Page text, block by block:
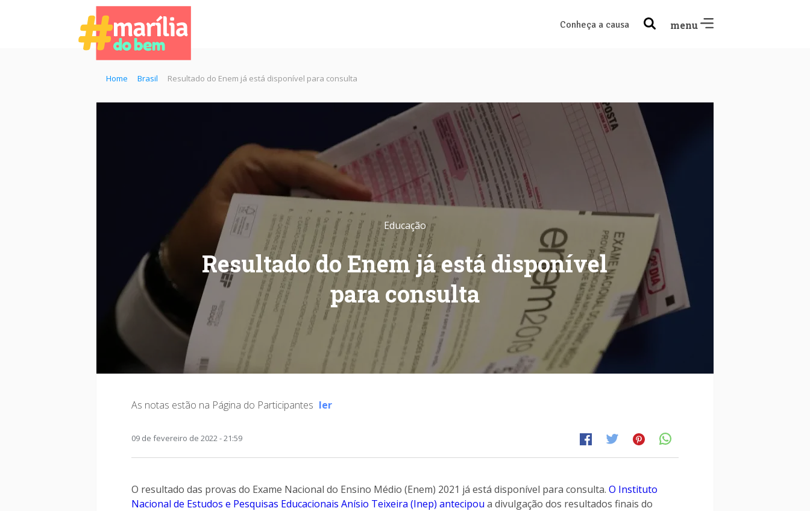
Conheça a causa menu
Home Brasil Resultado do Enem já está disponível para consulta
Educação
Resultado do Enem já está disponível
para consulta
As notas estão na Página do Participantes ler
09 de fevereiro de 2022 - 21:59
O resultado das provas do Exame Nacional do Ensino Médio (Enem) 2021 já está disponível para consulta. O Instituto
Nacional de Estudos e Pesquisas Educacionais Anísio Teixeira (Inep) antecipou a divulgação dos resultados finais do